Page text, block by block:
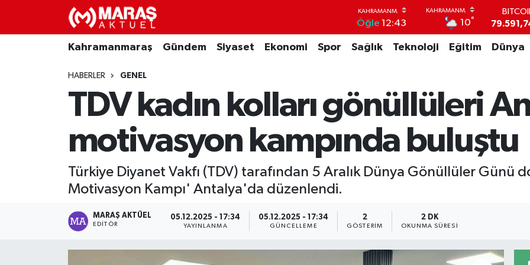
Öğle 12:43 10°
53,38690
Kahramanmaraş Gündem Siyaset Ekonomi Spor Sağlık Teknoloji Eğitim Dünya
HABERLER GENEL
TDV kadın kolları gönüllüleri
motivasyon kampında buluştu
Türkiye Diyanet Vakfı (TDV) tarafından 5 Aralık Dünya Gönüllüler Günü
Motivasyon Kampı' Antalya'da düzenlendi.
MARAŞ AKTÜEL
EDITÖR
05.12.2025 - 17:34
YAYINLANMA
05.12.2025 - 17:34
GÜNCELLEME
2
GÖSTERIM
2 DK
OKUNMA SÜRESI
Kahramanmaraş
Gündem
Ekonomi
Teknoloji
Nöbetçi Eczaneler
Hava Durumu
Namaz Vakitleri
Trafik Durumu
TFF 3.Lig 4.Grup Puan Durumu ve Fikstür
Tüm Manşetler
Son Dakika Haberleri